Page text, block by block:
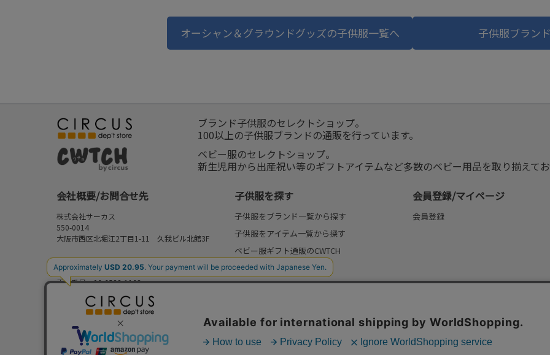
オーシャン＆グラウンドグッズの子供服一覧へ 子供服ブラン
ブランド子供服のセレクトショップ。
100以上の子供服ブランドの通販を行っています。
ベビー服のセレクトショップ。
新生児用から出産祝い等のギフトアイテムなど多数のベビー用品を取り揃えてお
会社概要/お問合せ先
株式会社サーカス
550-0014
大阪市西区北堀江2丁目1-11 久我ビル北館3F
お問合せ先
⇒FAQ/お問合せフォーム
電話番号：06-6538-1163
営業時間：10:00-17:00
定休日：日曜・祝日
子供服を探す
子供服をブランド一覧から探す
子供服をアイテム一覧から探す
ベビー服ギフト通販のCWTCH
新作
再入荷
セール
my focus(よみもの)
会員登録/マイページ
会員登録